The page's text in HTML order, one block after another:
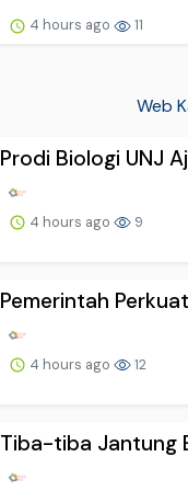
4 hours ago 11
Web
Prodi Biologi UNJ
4 hours ago 9
Pemerintah
4 hours ago 12
Tiba-tiba Jantung